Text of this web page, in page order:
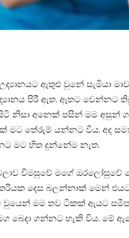
උද්‍යානයට ඇතුළු වුනේ සැමියා
පිරී ඇත. ඈතට වෙන්නට
නිසා අනෙක් පසින් මම අසුන්
තේරුම් යන්නට විය. අද
මට හිත දුන්නේම නැත.
විමසුවේ මගේ ඔරලෝසුවේ
දෙස බලන්නාක් මෙන්
වුයෙන් මම තව ටිකක් ඇයට
බෙදා ගන්නට හැකි විය. මේ